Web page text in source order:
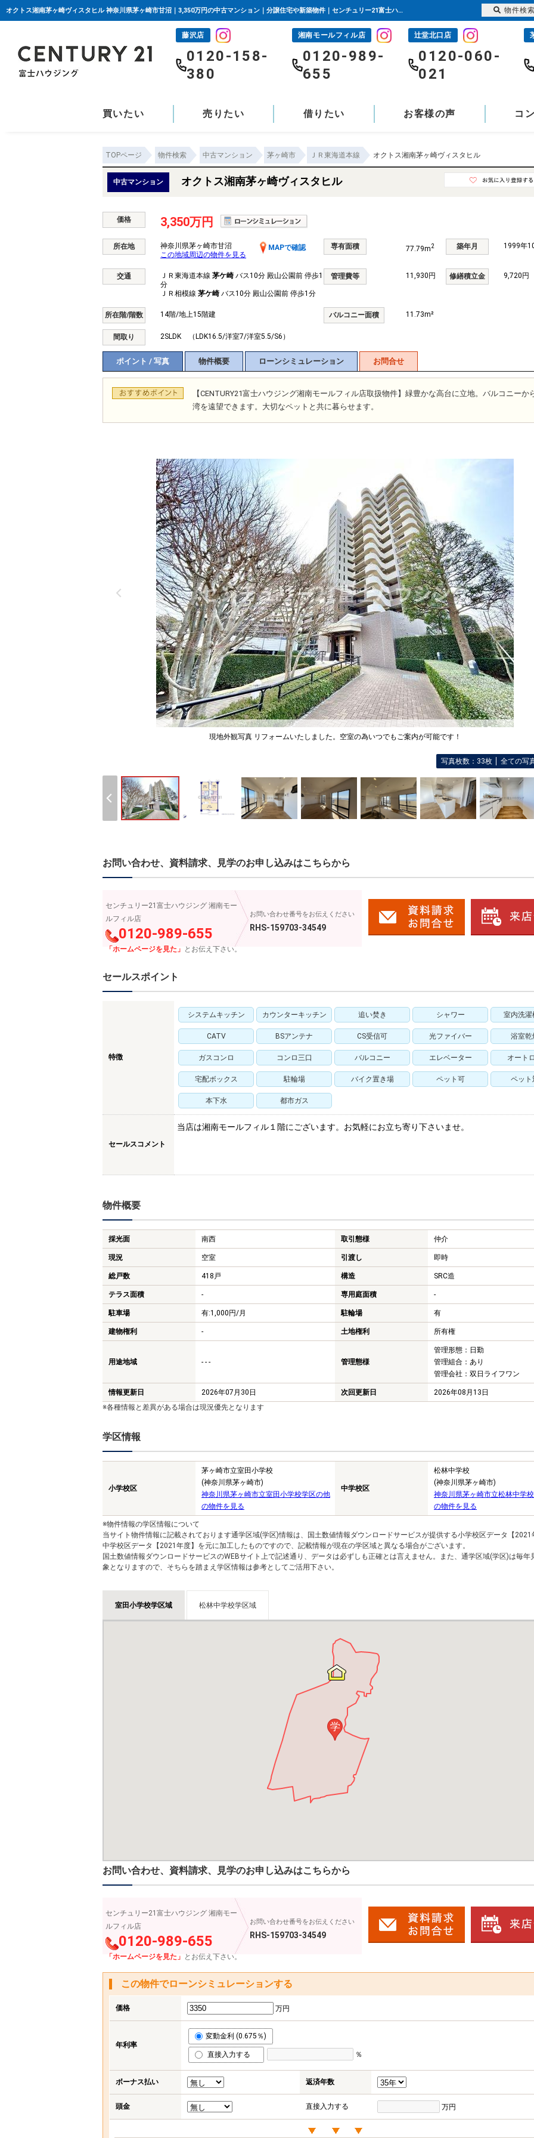
オクトス湘南茅ヶ崎ヴィスタヒル 神奈川県茅ヶ崎市甘沼｜3,350万円の中古マンション｜分譲住宅や新築物件｜センチュリー21富士ハウジング
藤沢店
0120-158-
380
湘南モールフィル店
0120-989-
655
辻堂北口店
0120-060-
021
買いたい 売りたい 借りたい お客様の声 コ
TOPページ 物件検索 中古マンション 茅ヶ崎市 ＪＲ東海道本線 オクトス湘南茅ヶ崎ヴィスタヒル
中古マンション オクトス湘南茅ヶ崎ヴィスタヒル
価格 3,350万円
所在地 神奈川県茅ヶ崎市甘沼
MAPで確認
この地域周辺の物件を見る
専有面積 77.79m2 築年月 1999年
交通 ＪＲ東海道本線 茅ケ崎 バス10分 殿山公園前 停歩1
分
ＪＲ相模線 茅ケ崎 バス10分 殿山公園前 停歩1分
管理費等 11,930円 修繕積立金 9,720円
所在階/階数 14階/地上15階建 バルコニー面積 11.73m²
間取り 2SLDK （LDK16.5/洋室7/洋室5.5/S6）
ポイント / 写真 物件概要 ローンシミュレーション お問合せ
【CENTURY21富士ハウジング湘南モールフィル店取扱物件】緑豊かな高台に立地。バルコニーか
湾を遠望できます。大切なペットと共に暮らせます。
現地外観写真 リフォームいたしました。空室の為いつでもご案内が可能です！
写真枚数：33枚 全ての写
お問い合わせ、資料請求、見学のお申し込みはこちらから
センチュリー21富士ハウジング 湘南モー
ルフィル店
0120-989-655
「ホームページを見た」 とお伝え下さい。
お問い合わせ番号をお伝えください
RHS-159703-34549
セールスポイント
特徴
システムキッチン カウンターキッチン 追い焚き シャワー 室内洗濯
CATV BSアンテナ CS受信可 光ファイバー 浴室乾
ガスコンロ コンロ三口 バルコニー エレベーター オート
宅配ボックス 駐輪場 バイク置き場 ペット可 ペット
本下水 都市ガス
セールスコメント
当店は湘南モールフィル１階にございます。お気軽にお立ち寄り下さいませ。
物件概要
採光面 南西 取引態様 仲介
現況 空室 引渡し 即時
総戸数 418戸 構造 SRC造
テラス面積 - 専用庭面積 -
駐車場 有:1,000円/月 駐輪場 有
建物権利 - 土地権利 所有権
用途地域 - - - 管理態様
管理形態：日勤
管理組合：あり
管理会社：双日ライフワン
情報更新日 2026年07月30日 次回更新日
2026年08月13日
※各種情報と差異がある場合は現況優先となります
学区情報
小学校区
茅ヶ崎市立室田小学校
(神奈川県茅ヶ崎市)
神奈川県茅ヶ崎市立室田小学校学区の他
の物件を見る
中学校区
松林中学校
(神奈川県茅ヶ崎市)
神奈川県茅ヶ崎市立松林中学
の物件を見る
※物件情報の学区情報について
当サイト物件情報に記載されております通学区域(学区)情報は、国土数値情報ダウンロードサービスが提供する小学校区データ【2021
中学校区データ【2021年度】を元に加工したものですので、記載情報が現在の学区域と異なる場合がございます。
国土数値情報ダウンロードサービスのWEBサイト上で記述通り、データは必ずしも正確とは言えません。また、通学区域(学区)は毎年
象となりますので、そちらを踏まえ学区情報は参考としてご活用下さい。
室田小学校学区域 松林中学校学区域
学
お問い合わせ、資料請求、見学のお申し込みはこちらから
センチュリー21富士ハウジング 湘南モー
ルフィル店
0120-989-655
「ホームページを見た」 とお伝え下さい。
お問い合わせ番号をお伝えください
RHS-159703-34549
この物件でローンシミュレーションする
価格 万円
年利率
変動金利 (0.675％)
直接入力する ％
ボーナス払い 返済年数
頭金 直接入力する 万円
物件検